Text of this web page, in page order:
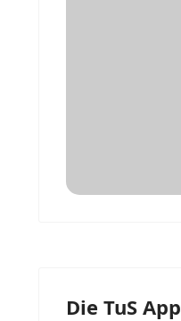
Die TuS App